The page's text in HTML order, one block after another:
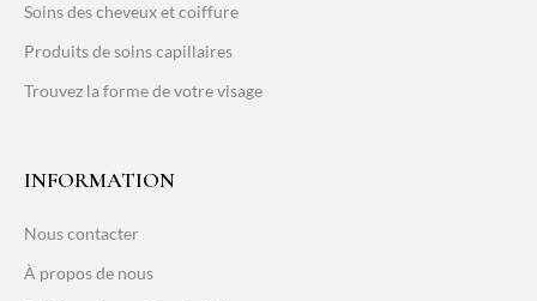
Soins des cheveux et coiffure
Produits de soins capillaires
Trouvez la forme de votre visage
INFORMATION
Nous contacter
À propos de nous